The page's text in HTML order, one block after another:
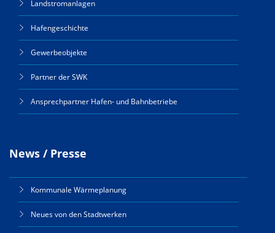
Landstromanlagen
Hafengeschichte
Gewerbeobjekte
Partner der SWK
Ansprechpartner Hafen- und Bahnbetriebe
News / Presse
Kommunale Wärmeplanung
Neues von den Stadtwerken